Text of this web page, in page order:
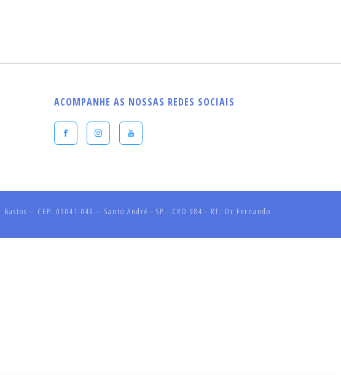
ACOMPANHE AS NOSSAS REDES SOCIAIS
– CEP: 09041-040 – Santo André - SP - CRO 984 - RT: Dr Fernando